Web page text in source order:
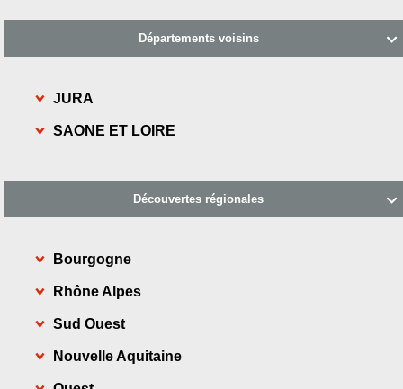

Départements voisins
JURA
SAONE ET LOIRE

Découvertes régionales
Bourgogne
Rhône Alpes
Sud Ouest
Nouvelle Aquitaine